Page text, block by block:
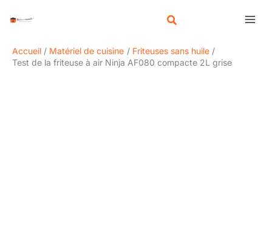
Accueil
Matériel de cuisine
Friteuses sans huile
Test de la friteuse à air Ninja AF080 compacte 2L grise
e
h